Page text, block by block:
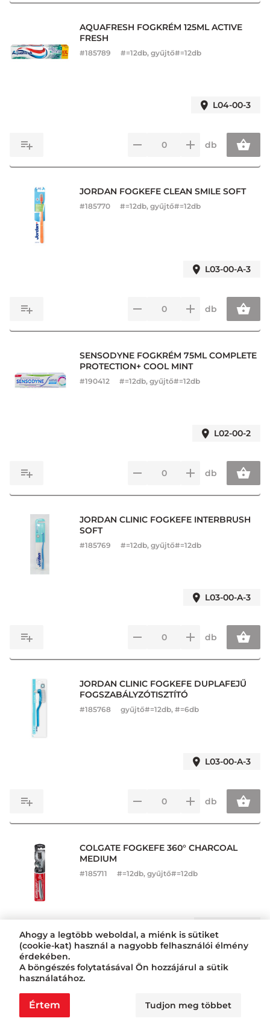
AQUAFRESH FOGKRÉM 125ML ACTIVE
FRESH
#185789 #=12db, gyűjtő#=12db
L04-00-3
db
JORDAN FOGKEFE CLEAN SMILE SOFT
#185770 #=12db, gyűjtő#=12db
L03-00-A-3
db
SENSODYNE FOGKRÉM 75ML COMPLETE
PROTECTION+ COOL MINT
#190412 #=12db, gyűjtő#=12db
L02-00-2
db
JORDAN CLINIC FOGKEFE INTERBRUSH
SOFT
#185769 #=12db, gyűjtő#=12db
L03-00-A-3
db
JORDAN CLINIC FOGKEFE DUPLAFEJŰ
FOGSZABÁLYZÓTISZTÍTÓ
#185768 gyűjtő#=12db, #=6db
L03-00-A-3
db
COLGATE FOGKEFE 360° CHARCOAL
MEDIUM
#185711 #=12db, gyűjtő#=12db
db
ORAL-B FOGKEFE TRIOPACK 3DB-OS
Ahogy a legtöbb weboldal, a miénk is sütiket
(cookie-kat) használ a nagyobb felhasználói élmény
érdekében.
A böngészés folytatásával Ön hozzájárul a sütik
használatához.
Értem Tudjon meg többet